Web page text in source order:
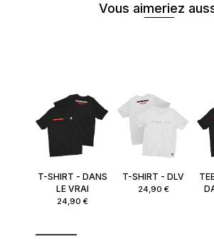
Vous aimeriez
T-SHIRT - DANS
LE VRAI
24,90 €
T-SHIRT - DLV
24,90 €